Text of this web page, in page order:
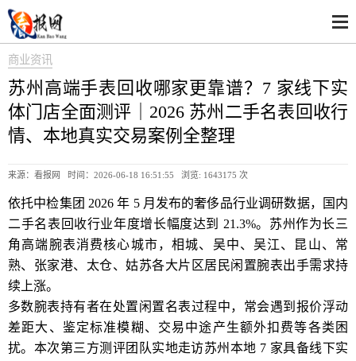
商业资讯
苏州高端手表回收哪家更靠谱？7 家线下实
体门店全面测评｜2026 苏州二手名表回收行
情、本地真实交易案例全整理
来源：看报网 时间：2026-06-18 16:51:55 浏览: 1643175 次
依托中检集团 2026 年 5 月发布的奢侈品行业调研数据，国内
二手名表回收行业年度增长幅度达到 21.3%。苏州作为长三
角高端腕表消费核心城市，相城、吴中、吴江、昆山、常
熟、张家港、太仓、姑苏各大片区居民闲置腕表出手需求持
续上涨。
多数腕表持有者在处置闲置名表过程中，常会遇到报价浮动
差距大、鉴定标准模糊、交易中途产生额外扣费等各类困
扰。本次第三方测评团队实地走访苏州本地 7 家具备线下实